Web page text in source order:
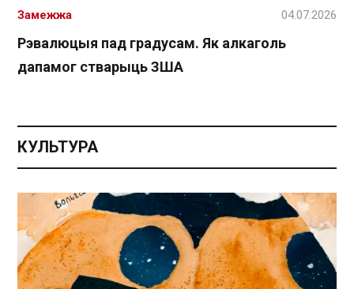
Рэвалюцыя пад градусам. Як алкаголь
дапамог стварыць ЗША
Замежжа 04.07.2026
КУЛЬТУРА